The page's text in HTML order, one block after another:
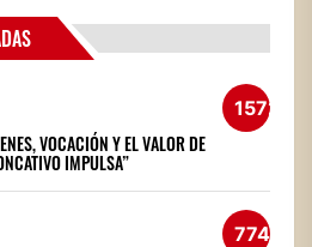
1572
VOCACIÓN Y EL VALOR DE
IMPULSA”
774